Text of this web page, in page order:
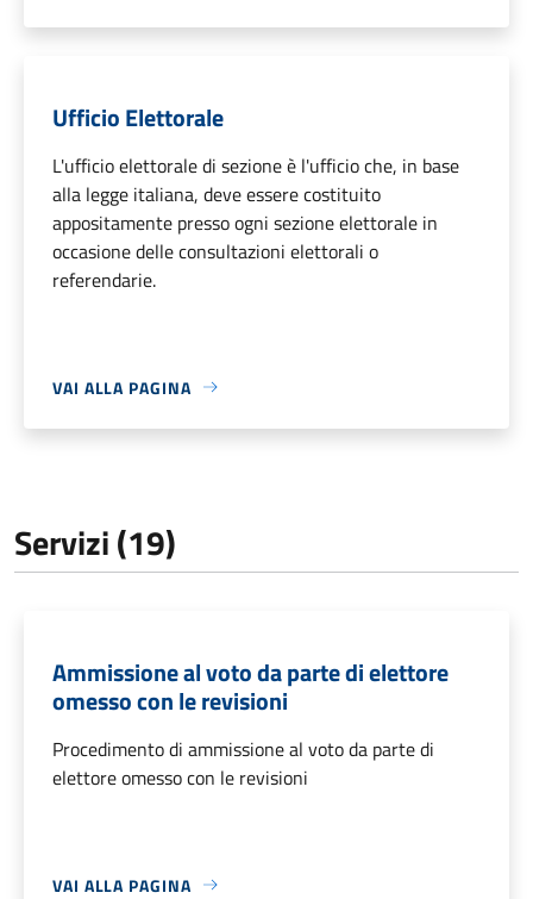
Ufficio Elettorale
L'ufficio elettorale di sezione è l'ufficio che, in base
alla legge italiana, deve essere costituito
appositamente presso ogni sezione elettorale in
occasione delle consultazioni elettorali o
referendarie.
VAI ALLA PAGINA
Servizi (19)
Ammissione al voto da parte di elettore
omesso con le revisioni
Procedimento di ammissione al voto da parte di
elettore omesso con le revisioni
VAI ALLA PAGINA